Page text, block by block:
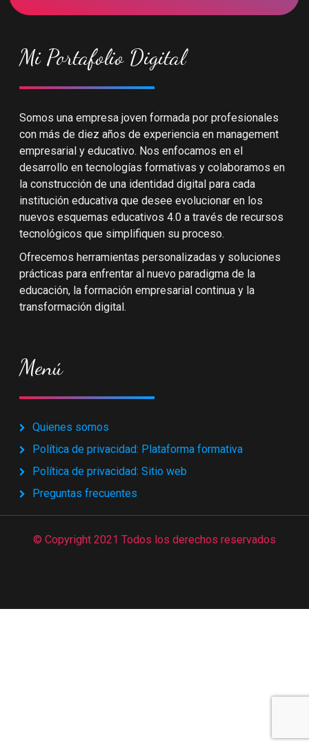
Mi Portafolio Digital
Somos una empresa joven formada por profesionales
con más de diez años de experiencia en management
empresarial y educativo. Nos enfocamos en el
desarrollo en tecnologías formativas y colaboramos en
la construcción de una identidad digital para cada
institución educativa que desee evolucionar en los
nuevos esquemas educativos 4.0 a través de recursos
tecnológicos que simplifiquen su proceso.
Ofrecemos herramientas personalizadas y soluciones
prácticas para enfrentar al nuevo paradigma de la
educación, la formación empresarial continua y la
transformación digital.
Menú
Quienes somos
Política de privacidad: Plataforma formativa
Política de privacidad: Sitio web
Preguntas frecuentes
© Copyright 2021 Todos los derechos reservados